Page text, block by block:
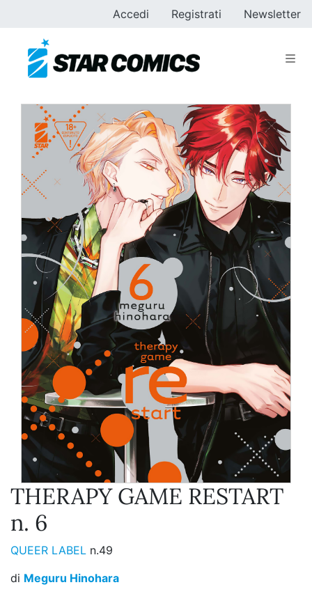
Accedi Registrati Newsletter
THERAPY GAME RESTART
n. 6
QUEER LABEL n.49
di Meguru Hinohara